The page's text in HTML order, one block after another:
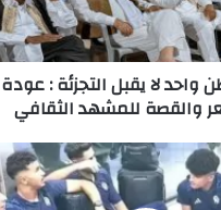
واحد لا يقبل التجزئة :
والقصة للمشهد الثقافي